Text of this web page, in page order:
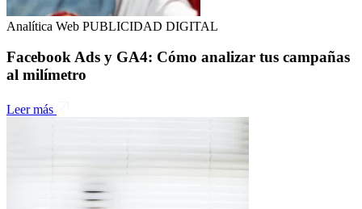
Analítica Web PUBLICIDAD DIGITAL
Facebook Ads y GA4: Cómo analizar tus campañas
al milímetro
Leer más